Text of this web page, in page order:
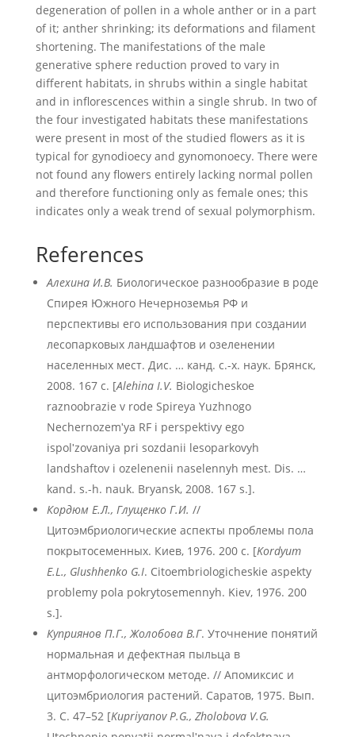
degeneration of pollen in a whole anther or in a part
of it; anther shrinking; its deformations and filament
shortening. The manifestations of the male
generative sphere reduction proved to vary in
different habitats, in shrubs within a single habitat
and in inflorescences within a single shrub. In two of
the four investigated habitats these manifestations
were present in most of the studied flowers as it is
typical for gynodioecy and gynomonoecy. There were
not found any flowers entirely lacking normal pollen
and therefore functioning only as female ones; this
indicates only a weak trend of sexual polymorphism.
References
Алехина И.В. Биологическое разнообразие в роде
Спирея Южного Нечерноземья РФ и
перспективы его использования при создании
лесопарковых ландшафтов и озеленении
населенных мест. Дис. … канд. с.-х. наук. Брянск,
2008. 167 с. [Alehina I.V. Biologicheskoe
raznoobrazie v rode Spireya Yuzhnogo
Nechernozemʹya RF i perspektivy ego
ispolʹzovaniya pri sozdanii lesoparkovyh
landshaftov i ozelenenii naselennyh mest. Dis. …
kand. s.-h. nauk. Bryansk, 2008. 167 s.].
Кордюм Е.Л., Глущенко Г.И. //
Цитоэмбриологические аспекты проблемы пола
покрытосеменных. Киев, 1976. 200 с. [Kordyum
E.L., Glushhenko G.I. Citoembriologicheskie aspekty
problemy pola pokrytosemennyh. Kiev, 1976. 200
s.].
Куприянов П.Г., Жолобова В.Г. Уточнение понятий
нормальная и дефектная пыльца в
антморфологическом методе. // Апомиксис и
цитоэмбриология растений. Саратов, 1975. Вып.
3. С. 47–52 [Kupriyanov P.G., Zholobova V.G.